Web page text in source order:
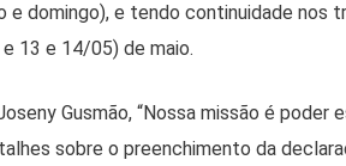
e domingo), e tendo continuidade nos
13 e 14/05) de maio.
Gusmão, “Nossa missão é
sobre o preenchimento da